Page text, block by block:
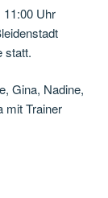
Uhr
statt.
Gina, Nadine,
mit Trainer